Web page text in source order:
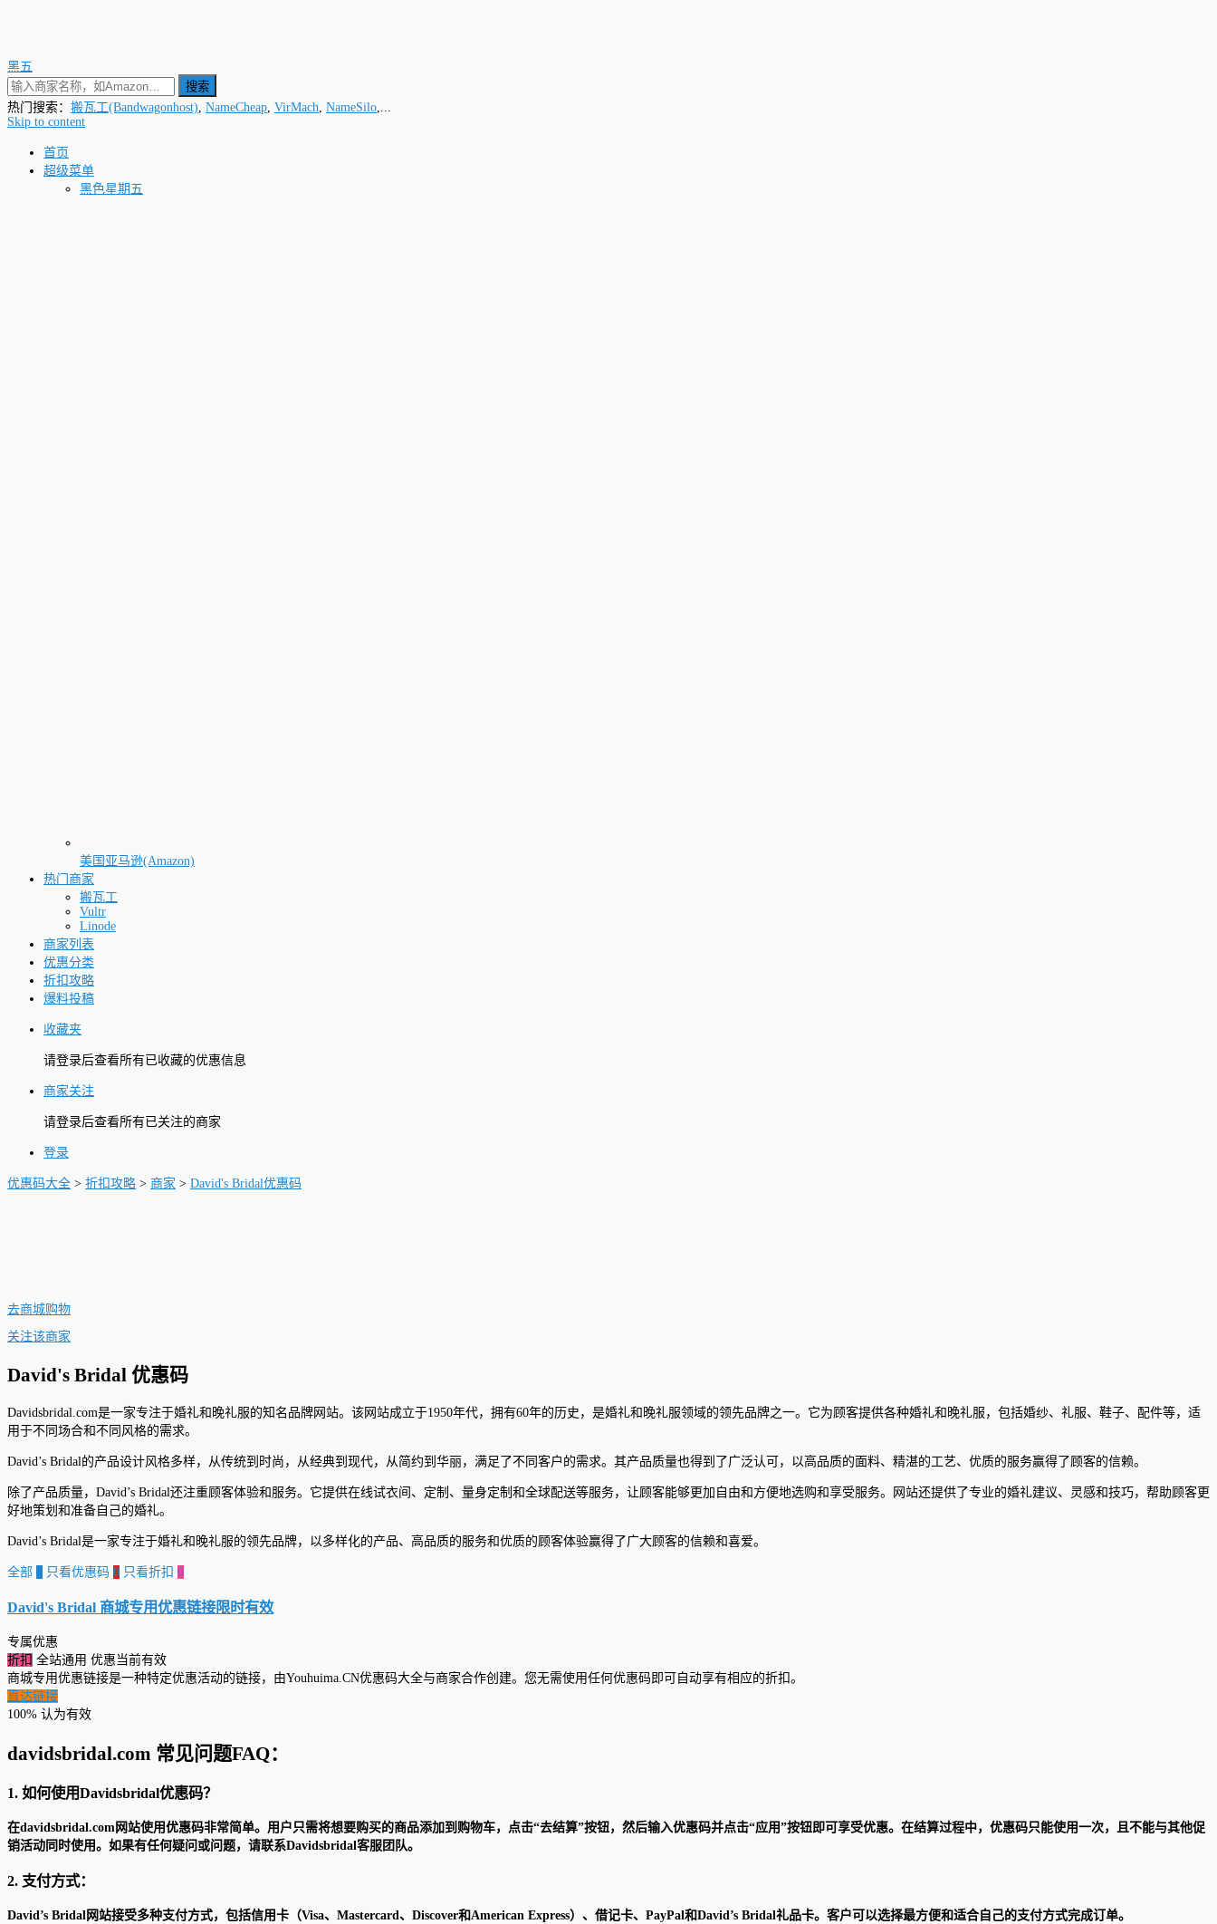
黑五
搜索
热门搜索： 搬瓦工(Bandwagonhost), NameCheap, VirMach, NameSilo,...
Skip to content
首页
超级菜单
黑色星期五
美国亚马逊(Amazon)
热门商家
搬瓦工
Vultr
Linode
商家列表
优惠分类
折扣攻略
爆料投稿
收藏夹
请登录后查看所有已收藏的优惠信息
商家关注
请登录后查看所有已关注的商家
登录
优惠码大全 > 折扣攻略 > 商家 > David's Bridal优惠码
去商城购物
关注该商家
David's Bridal 优惠码
Davidsbridal.com是一家专注于婚礼和晚礼服的知名品牌网站。该网站成立于1950年代，拥有60年的历史，是婚礼和晚礼服领域的领先品牌之一。它为顾客提供各种婚礼和晚礼服，包括婚纱、礼服、鞋子、配件等，适
用于不同场合和不同风格的需求。
David’s Bridal的产品设计风格多样，从传统到时尚，从经典到现代，从简约到华丽，满足了不同客户的需求。其产品质量也得到了广泛认可，以高品质的面料、精湛的工艺、优质的服务赢得了顾客的信赖。
除了产品质量，David’s Bridal还注重顾客体验和服务。它提供在线试衣间、定制、量身定制和全球配送等服务，让顾客能够更加自由和方便地选购和享受服务。网站还提供了专业的婚礼建议、灵感和技巧，帮助顾客更
好地策划和准备自己的婚礼。
David’s Bridal是一家专注于婚礼和晚礼服的领先品牌，以多样化的产品、高品质的服务和优质的顾客体验赢得了广大顾客的信赖和喜爱。
全部 只看优惠码 0 只看折扣 0
David's Bridal 商城专用优惠链接限时有效
专属优惠
折扣 全站通用 优惠当前有效
商城专用优惠链接是一种特定优惠活动的链接，由Youhuima.CN优惠码大全与商家合作创建。您无需使用任何优惠码即可自动享有相应的折扣。
直达链接
100% 认为有效
davidsbridal.com 常见问题FAQ：
1. 如何使用Davidsbridal优惠码？
在davidsbridal.com网站使用优惠码非常简单。用户只需将想要购买的商品添加到购物车，点击“去结算”按钮，然后输入优惠码并点击“应用”按钮即可享受优惠。在结算过程中，优惠码只能使用一次，且不能与其他促
销活动同时使用。如果有任何疑问或问题，请联系Davidsbridal客服团队。
2. 支付方式：
David’s Bridal网站接受多种支付方式，包括信用卡（Visa、Mastercard、Discover和American Express）、借记卡、PayPal和David’s Bridal礼品卡。客户可以选择最方便和适合自己的支付方式完成订单。